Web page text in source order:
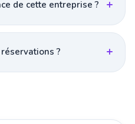
de cette entreprise ?
?